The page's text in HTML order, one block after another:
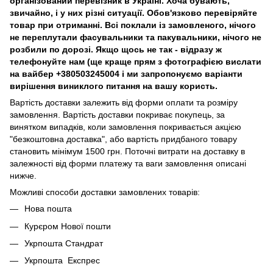
звичайно, і у них різні ситуації. Обов'язково перевіряйте
товар при отриманні. Всі поклали із замовленого, нічого
не переплутали фасувальники та пакувальники, нічого не
розбили по дорозі. Якщо щось не так - відразу ж
телефонуйте нам (ще краще прям з фотографією вислати
на вайбер +380503245004 і ми запропонуємо варіанти
вирішення виниклого питання на вашу користь.
Вартість доставки залежить від форми оплати та розміру
замовлення. Вартість доставки покриває покупець, за
винятком випадків, коли замовлення покривається акцією
"безкоштовна доставка", або вартість придбаного товару
становить мінімум 1500 грн. Поточні витрати на доставку в
залежності від форми платежу та ваги замовлення описані
нижче.
Можливі способи доставки замовлених товарів:
Нова пошта
Курєром Нової пошти
Укрпошта Стандрат
Укрпошта Експрес